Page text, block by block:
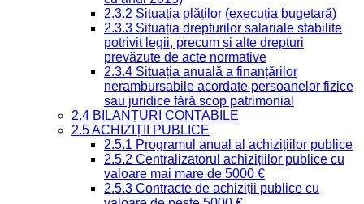
2.3.2 Situația plăților (execuția bugetară)
2.3.3 Situația drepturilor salariale stabilite
potrivit legii, precum și alte drepturi
prevăzute de acte normative
2.3.4 Situația anuală a finanțărilor
nerambursabile acordate persoanelor fizice
sau juridice fără scop patrimonial
2.4 BILANȚURI CONTABILE
2.5 ACHIZIȚII PUBLICE
2.5.1 Programul anual al achizițiilor publice
2.5.2 Centralizatorul achizițiilor publice cu
valoare mai mare de 5000 €
2.5.3 Contracte de achiziții publice cu